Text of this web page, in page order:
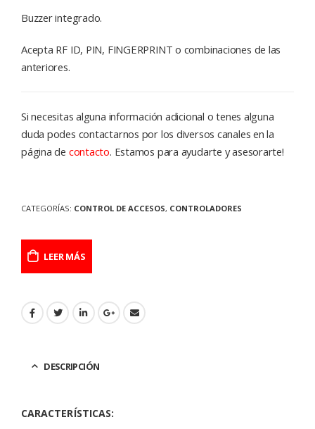
Buzzer integrado.
Acepta RF ID, PIN, FINGERPRINT o combinaciones de las
anteriores.
Si necesitas alguna información adicional o tenes alguna
duda podes contactarnos por los diversos canales en la
página de contacto. Estamos para ayudarte y asesorarte!
CATEGORÍAS: CONTROL DE ACCESOS, CONTROLADORES
LEER MÁS
DESCRIPCIÓN
CARACTERÍSTICAS: